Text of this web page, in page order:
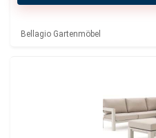
Bellagio Gartenmöbel